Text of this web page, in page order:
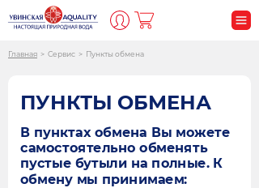
Главная > Сервис > Пункты обмена
ПУНКТЫ ОБМЕНА
В пунктах обмена Вы можете
самостоятельно обменять
пустые бутыли на полные. К
обмену мы принимаем: